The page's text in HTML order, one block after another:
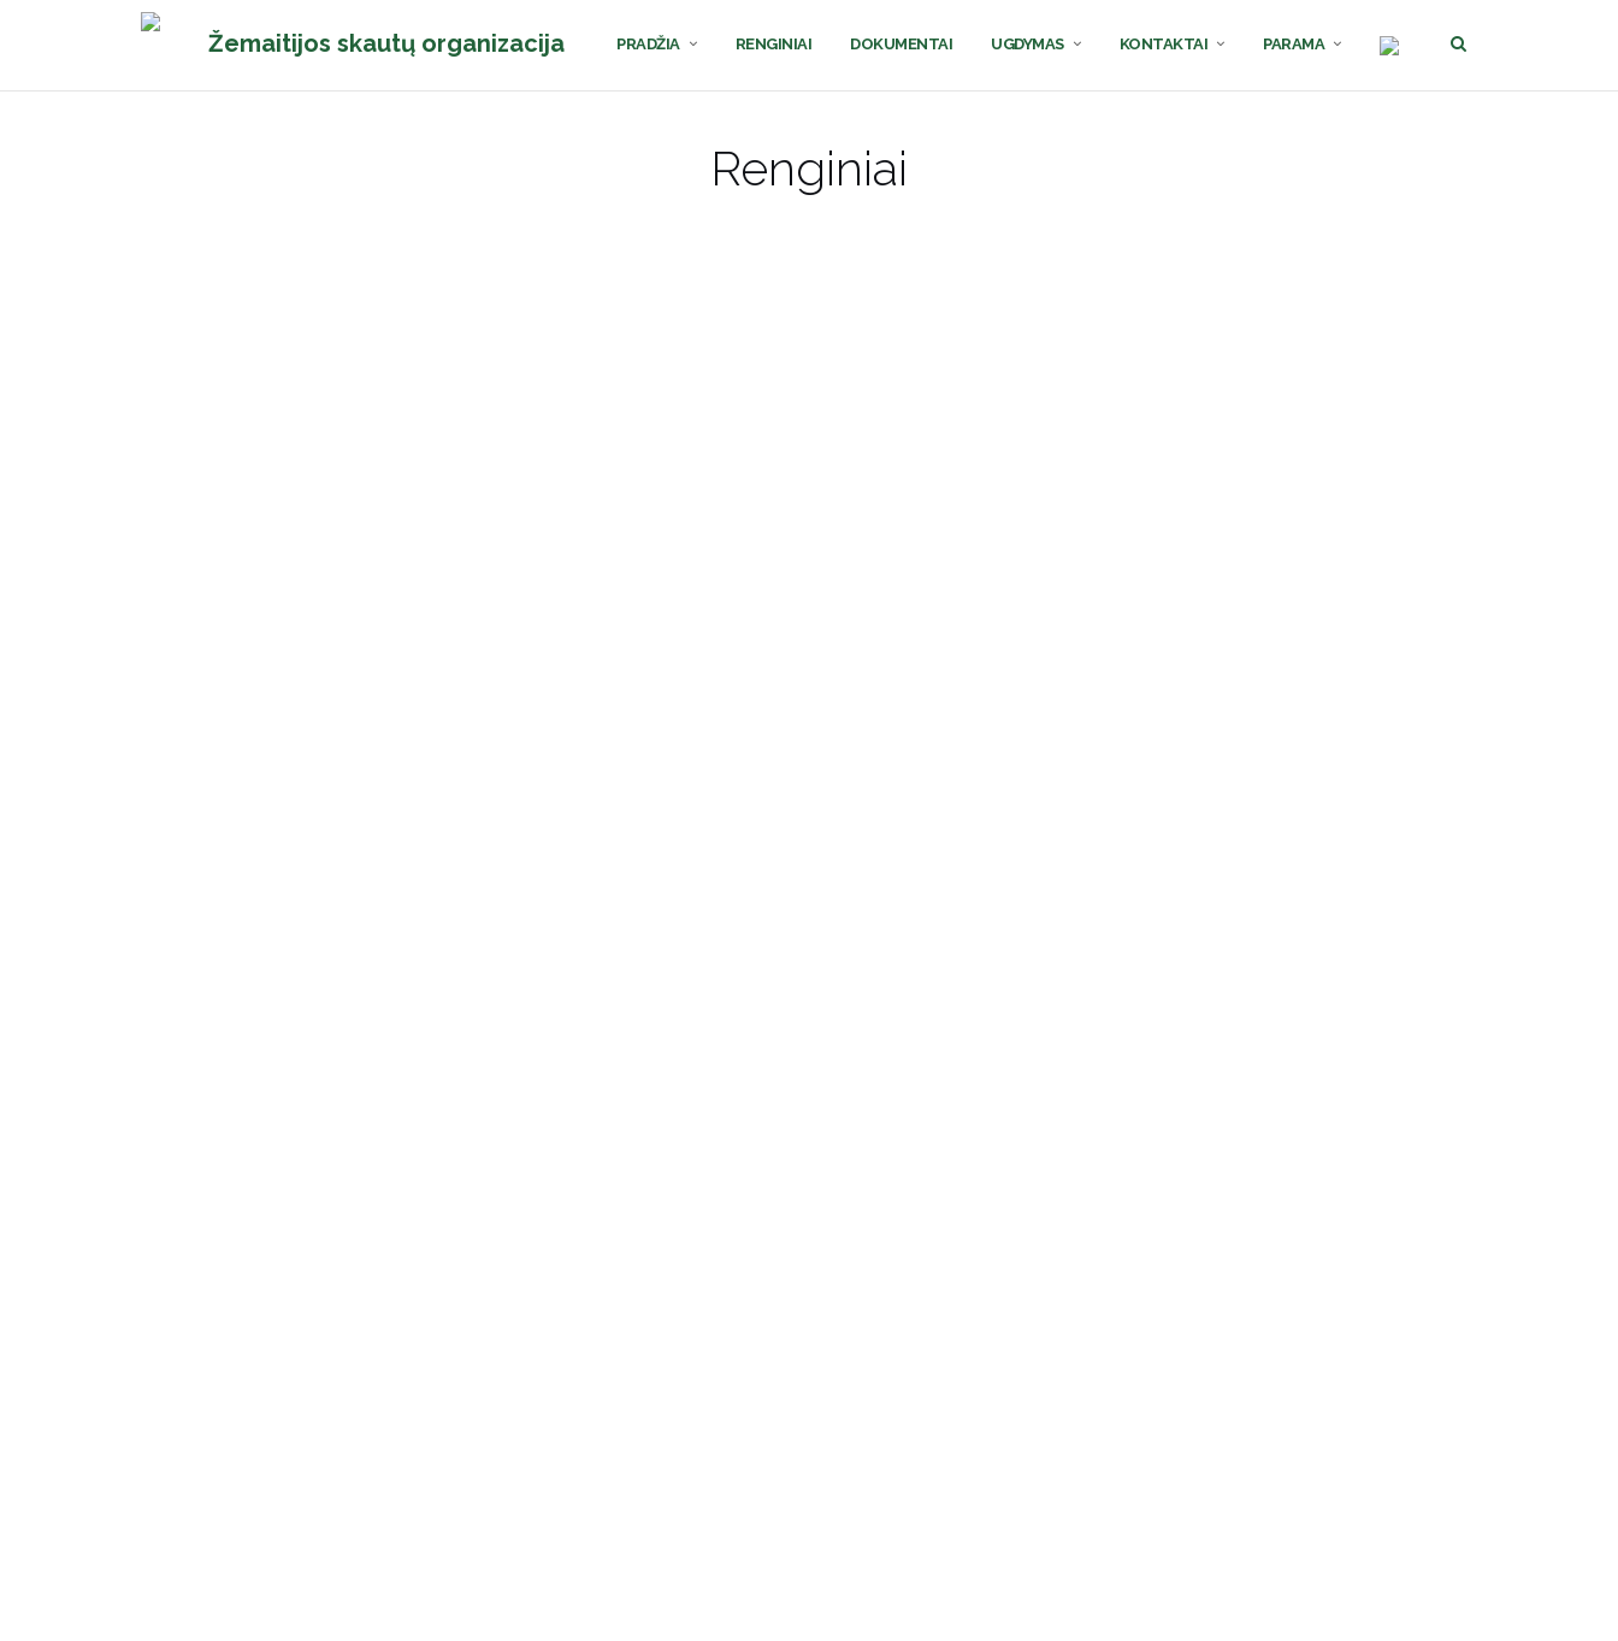
Žemaitijos skautų organizacija PRADŽIA RENGINIAI DOKUMENTAI UGDYMAS KONTAKTAI PARAMA
Renginiai